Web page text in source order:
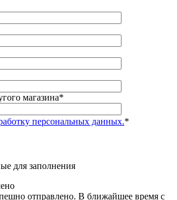
магазина*
персональных данных.*
для заполнения
отправлено. В ближайшее время с